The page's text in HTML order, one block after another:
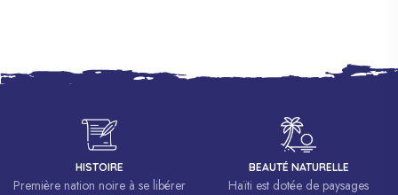
HISTOIRE
Première nation noire à se libérer
BEAUTÉ NATURELLE
Haïti est dotée de paysages